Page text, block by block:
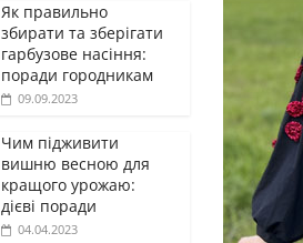
Як правильно
збирати та зберігати
гарбузове насіння:
поради городникам
09.09.2023
Чим підживити
вишню весною для
кращого урожаю:
дієві поради
04.04.2023